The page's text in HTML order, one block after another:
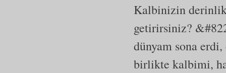
Kalbinizin
getirirsiniz?
dünyam sona
birlikte kalbimi,